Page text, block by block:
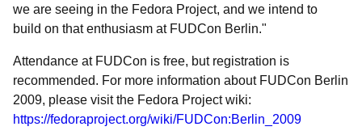
we are seeing in the Fedora Project, and we intend to
build on that enthusiasm at FUDCon Berlin."
Attendance at FUDCon is free, but registration is
recommended. For more information about FUDCon Berlin
2009, please visit the Fedora Project wiki:
https://fedoraproject.org/wiki/FUDCon:Berlin_2009